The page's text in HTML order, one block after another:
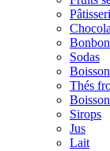
Sodas
Thés
Sirops
Jus
Lait